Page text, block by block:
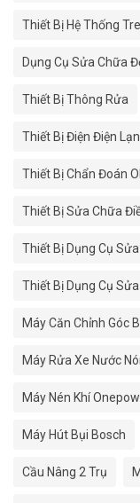
Thiết Bị Hệ Thống
Dụng Cụ Sửa Chữa
Thiết Bị Thông Rửa
Thiết Bị Điện Điện
Thiết Bị Chẩn Đoán
Thiết Bị Sửa Chữa
Thiết Bị Dụng Cụ
Thiết Bị Dụng Cụ
Máy Căn Chỉnh Góc
Máy Rửa Xe Nước
Máy Nén Khí
Máy Hút Bụi Bosch
Cầu Nâng 2 Trụ